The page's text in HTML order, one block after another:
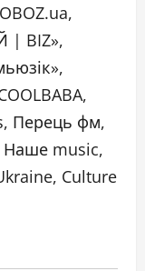
| BIZ»,
Перець фм,
Наше music,
Culture